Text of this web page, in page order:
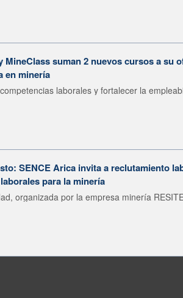
MineClass suman 2 nuevos cursos a su
en minería
laborales y fortalecer la
SENCE Arica invita a reclutamiento
para la minería
organizada por la empresa minería